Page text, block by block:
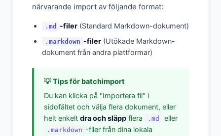
närvarande import av följande format:
.md -filer (Standard Markdown-dokument)
.markdown -filer (Utökade Markdown-
dokument från andra plattformar)
💡 Tips för batchimport
Du kan klicka på "Importera fil" i
sidofältet och välja flera dokument, eller
helt enkelt dra och släpp flera .md eller
.markdown -filer från dina lokala